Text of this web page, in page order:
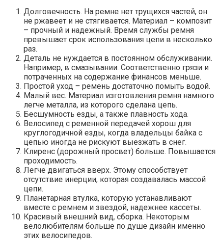
Долговечность. На ремне нет трущихся частей, он
не ржавеет и не стягивается. Материал – композит
– прочный и надежный. Время службы ремня
превышает срок использования цепи в несколько
раз.
Деталь не нуждается в постоянном обслуживании.
Например, в смазывании. Соответственно грязи и
потраченных на содержание финансов меньше.
Простой уход – ремень достаточно помыть водой.
Малый вес. Материал изготовления ремня намного
легче металла, из которого сделана цепь.
Бесшумность езды, а также плавность хода.
Велосипед с ременной передачей хорош для
круглогодичной езды, когда владельцы байка с
цепью иногда не рискуют выезжать в снег.
Клиренс (дорожный просвет) больше. Повышается
проходимость.
Легче двигаться вверх. Этому способствует
отсутствие инерции, которая создавалась массой
цепи.
Планетарная втулка, которую устанавливают
вместе с ремнем и звездой, надежнее кассеты.
Красивый внешний вид, сборка. Некоторым
велолюбителям больше по душе дизайн именно
этих велосипедов.